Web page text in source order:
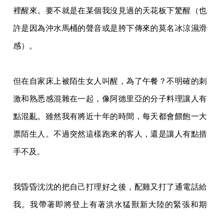
裡醒來。要不就是在某個我沒見過的天花板下驚醒（也
許是因為沖水馬桶的聲音或是胯下傳來的莫名冰涼濕滑
感）。
但在自家床上被陌生女人叫醒，為了午餐？不明確的刺
激和熟悉感混雜在一起，像阿德里亞的分子料理讓人有
點混亂。雖然我有將近十年的時間，每天都會餵飽一大
票陌生人。不過突然這樣跑來的客人，還是讓人有點措
手不及。
我昏昏沈沈的把自己打理好之後，配雞又打了通電話給
我。我帶著即將登上有著洪水猛獸新大陸的緊張和期